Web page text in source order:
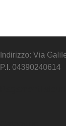
Indirizzo: Via
P.I. 04390240614